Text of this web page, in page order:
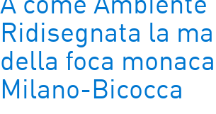
Ridisegnata la
della foca
Milano-Bicocca